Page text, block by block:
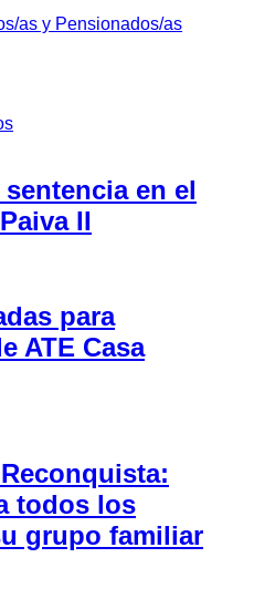
as y Pensionados/as
en el
II
para
ATE Casa
todos los
grupo familiar